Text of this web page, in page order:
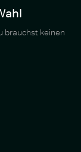
brauchst keinen